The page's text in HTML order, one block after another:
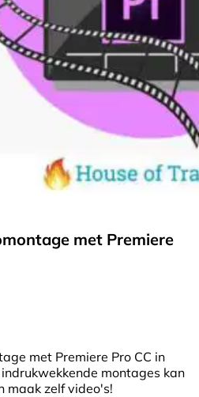
met Premiere
met Premiere Pro CC in
montages kan
maak zelf video's!